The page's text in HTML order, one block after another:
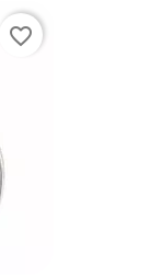
favorite_border